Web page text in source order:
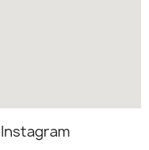
Instagram